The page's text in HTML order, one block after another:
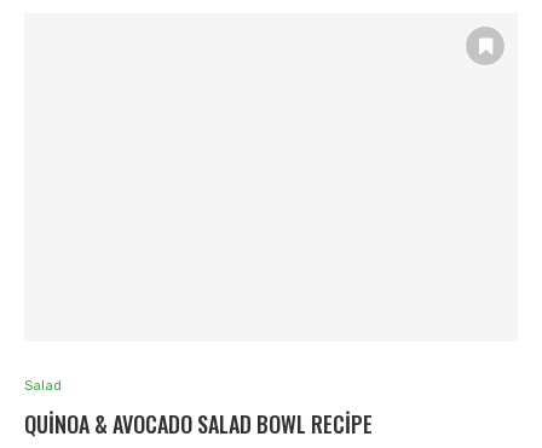
Salad
QUINOA & AVOCADO SALAD BOWL RECIPE